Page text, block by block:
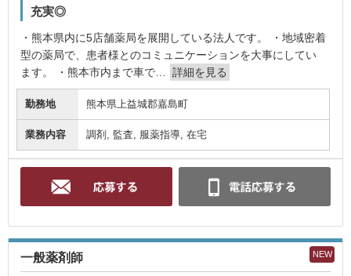
充実◎
・熊本県内に5店舗薬局を展開している法人です。 ・地域密着
型の薬局で、患者様とのコミュニケーションを大事にしてい
ます。 ・熊本市内まで車で…
詳細を見る
勤務地 熊本県上益城郡嘉島町
業務内容 調剤, 監査, 服薬指導, 在宅
NEW
一般薬剤師